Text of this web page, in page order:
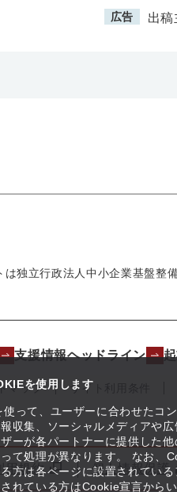
を使用します
って、ユーザーに合わせたコ
収集、ソーシャルメディアや
ーが各パートナーに提供した
て処理が異なります。 なお、
方は各ページに設置されてい
れている方はCookie宣言から
広告 出稿
は独立行政法人中小企業基盤整
支援情報ヘッドライン
マップ サイト利用条件
用規約 個人情報保護